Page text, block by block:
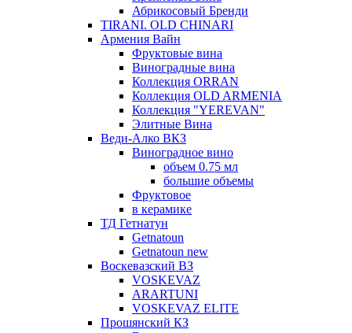
Абрикосовый Бренди
TIRANI. OLD CHINARI
Армения Вайн
Фруктовые вина
Виноградные вина
Коллекция ORRAN
Коллекция OLD ARMENIA
Коллекция "YEREVAN"
Элитные Вина
Веди-Алко ВКЗ
Виноградное вино
объем 0.75 мл
большие объемы
Фруктовое
в керамике
ТД Гетнатун
Getnatoun
Getnatoun new
Воскевазский ВЗ
VOSKEVAZ
ARARTUNI
VOSKEVAZ ELITE
Прошянский КЗ